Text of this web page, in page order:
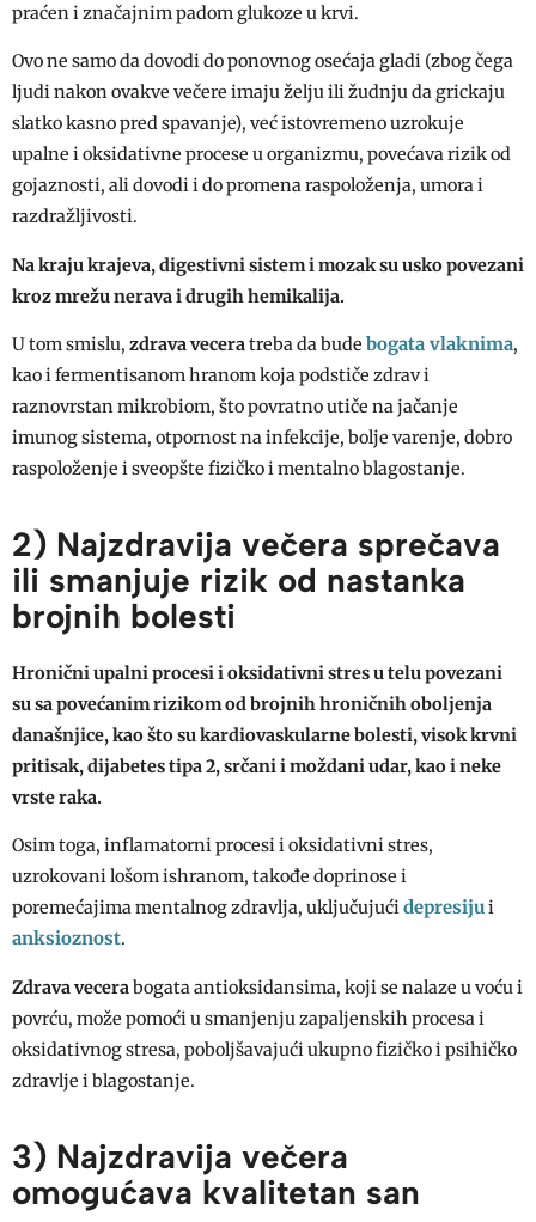
praćen i značajnim padom glukoze u krvi.
Ovo ne samo da dovodi do ponovnog osećaja gladi (zbog čega
ljudi nakon ovakve večere imaju želju ili žudnju da grickaju
slatko kasno pred spavanje), već istovremeno uzrokuje
upalne i oksidativne procese u organizmu, povećava rizik od
gojaznosti, ali dovodi i do promena raspoloženja, umora i
razdražljivosti.
Na kraju krajeva, digestivni sistem i mozak su usko povezani
kroz mrežu nerava i drugih hemikalija.
U tom smislu, zdrava veceratreba da bude bogata vlaknima,
kao i fermentisanom hranom koja podstiče zdrav i
raznovrstan mikrobiom, što povratno utiče na jačanje
imunog sistema, otpornost na infekcije, bolje varenje, dobro
raspoloženje i sveopšte fizičko i mentalno blagostanje.
2) Najzdravija večera sprečava
ili smanjuje rizik od nastanka
brojnih bolesti
Hronični upalni procesi i oksidativni stres u telu povezani
su sa povećanim rizikom od brojnih hroničnih oboljenja
današnjice, kao što su kardiovaskularne bolesti, visok krvni
pritisak, dijabetes tipa 2, srčani i moždani udar, kao i neke
vrste raka.
Osim toga, inflamatorni procesi i oksidativni stres,
uzrokovani lošom ishranom, takođe doprinose i
poremećajima mentalnog zdravlja, uključujućidepresijui
anksioznost.
Zdrava vecerabogata antioksidansima, koji se nalaze u voću i
povrću, može pomoći u smanjenju zapaljenskih procesa i
oksidativnog stresa, poboljšavajući ukupno fizičko i psihičko
zdravlje i blagostanje.
3) Najzdravija večera
omogućava kvalitetan san